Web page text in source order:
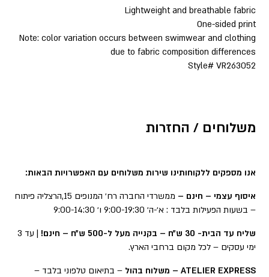
Lightweight and breathable fabric
One-sided print
Note: color variation occurs between swimwear and clothing
due to fabric composition differences
Style# VR263052
משלוחים / החזרות
אנו מספקים ללקוחותינו שירות משלוחים עם האפשרויות הבאות:
איסוף עצמי – חינם –
ממשרדי החברה רח׳ המנופים 15,הרצליה פיתוח
– בשעות הפעילות בלבד : א׳-ה׳ 9:00-19:30 ו׳ 9:00-14:30
שליח עד הבית- 30 ש״ח – בקנייה מעל ל-500 ש״ח – חינם!
| עד 3
ימי עסקים – לכל מקום ברחבי הארץ.
ATELIER EXPRESS – משלוח בהול
– בתיאום טלפוני בלבד –